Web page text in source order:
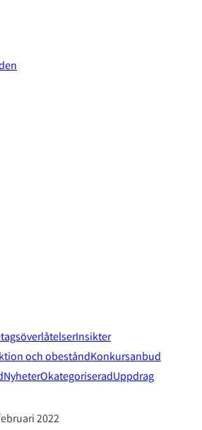
Insikter
och obeståndKonkursanbud
NyheterOkategoriseradUppdrag
2022